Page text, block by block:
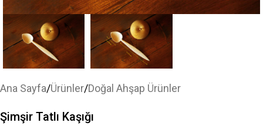
Ana Sayfa/Ürünler/Doğal Ahşap Ürünler
Şimşir Tatlı Kaşığı